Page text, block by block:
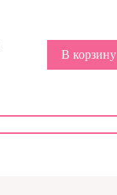
В корзину